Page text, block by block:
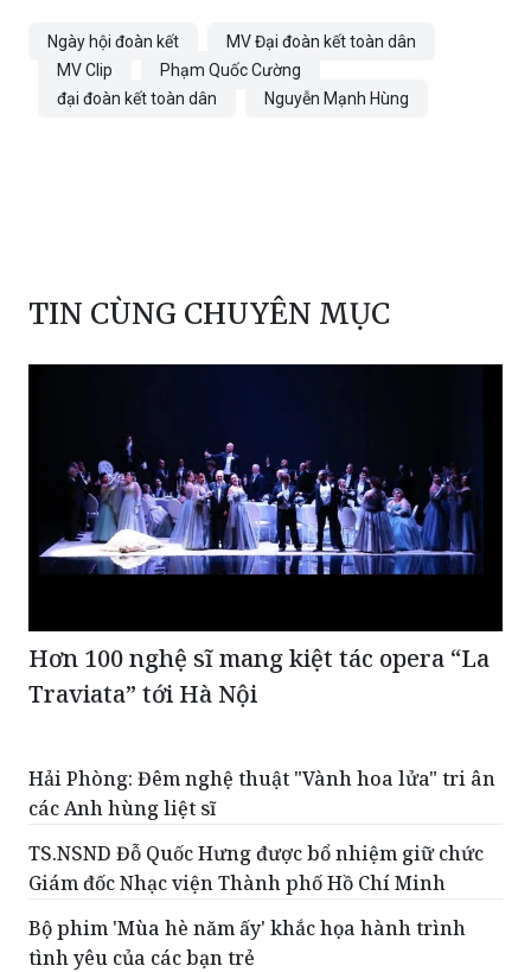
Ngày hội đoàn kết
MV Đại đoàn kết toàn dân
MV Clip
Phạm Quốc Cường
đại đoàn kết toàn dân
Nguyễn Mạnh Hùng
TIN CÙNG CHUYÊN MỤC
Hơn 100 nghệ sĩ mang kiệt tác opera “La
Traviata” tới Hà Nội
Hải Phòng: Đêm nghệ thuật "Vành hoa lửa" tri ân
các Anh hùng liệt sĩ
TS.NSND Đỗ Quốc Hưng được bổ nhiệm giữ chức
Giám đốc Nhạc viện Thành phố Hồ Chí Minh
Bộ phim 'Mùa hè năm ấy' khắc họa hành trình
tình yêu của các bạn trẻ